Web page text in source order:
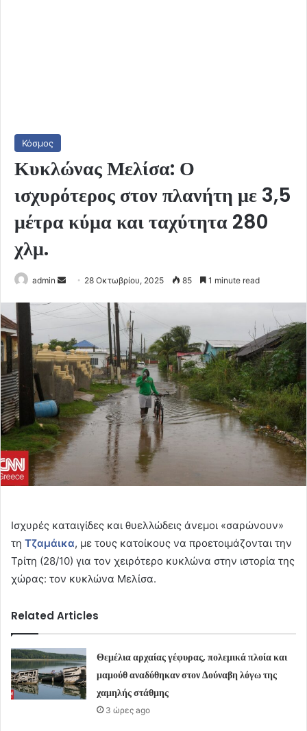
Κόσμος
Κυκλώνας Μελίσα: Ο
ισχυρότερος στον πλανήτη με 3,5
μέτρα κύμα και ταχύτητα 280
χλμ.
admin
Send 28 Οκτωβρίου, 2025 85 1 minute read
Ισχυρές καταιγίδες και θυελλώδεις άνεμοι «σαρώνουν»
τη Τζαμάικα, με τους κατοίκους να προετοιμάζονται την
Τρίτη (28/10) για τον χειρότερο κυκλώνα στην ιστορία της
χώρας: τον κυκλώνα Μελίσα.
Related Articles
Θεμέλια αρχαίας γέφυρας, πολεμικά πλοία και
μαμούθ αναδύθηκαν στον Δούναβη λόγω της
χαμηλής στάθμης
3 ώρες ago